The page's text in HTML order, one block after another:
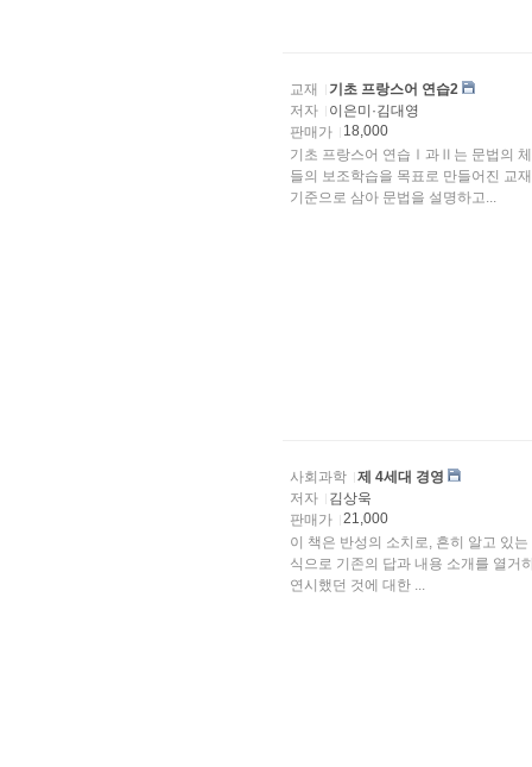
교재
기초 프랑스어 연습2
저자
이은미·김대영
판매가
18,000
기초 프랑스어 연습Ⅰ과Ⅱ는 문법의
들의 보조학습을 목표로 만들어진
기준으로 삼아 문법을 설명하고...
사회과학
제 4세대 경영
저자
김상욱
판매가
21,000
이 책은 반성의 소치로, 흔히 알고 있
식으로 기존의 답과 내용 소개를 열거
연시했던 것에 대한 ...